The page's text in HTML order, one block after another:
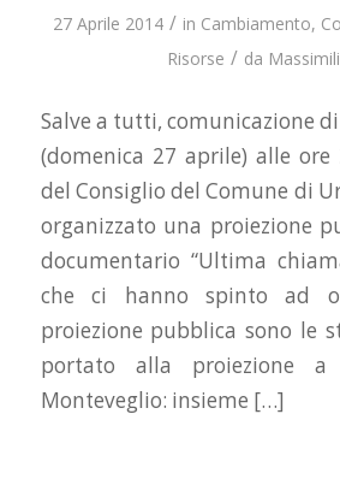
27 Aprile 2014 / in Cambiamento,
Risorse / da
Salve a tutti, comunicazione
(domenica 27 aprile) alle ore
del Consiglio del Comune di
organizzato una proiezione
documentario “Ultima
che ci hanno spinto ad
proiezione pubblica sono le
portato alla proiezione a
Monteveglio: insieme […]